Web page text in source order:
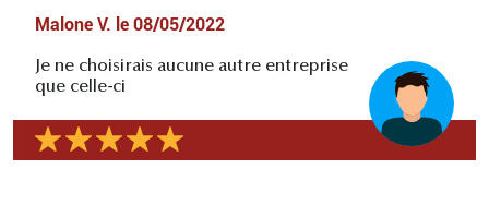
Malone V. le 08/05/2022
Je ne choisirais aucune autre entreprise
que celle-ci